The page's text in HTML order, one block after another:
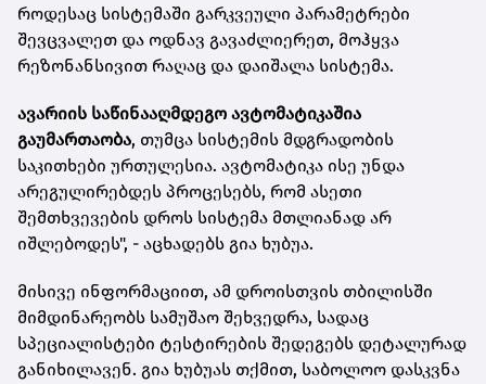
როდესაც სისტემაში გარკვეული პარამეტრები
შევცვალეთ და ოდნავ გავაძლიერეთ, მოჰყვა
რეზონანსივით რაღაც და დაიშალა სისტემა.
ავარიის საწინააღმდეგო ავტომატიკაშია
გაუმართაობა, თუმცა სისტემის მდგრადობის
საკითხები ურთულესია. ავტომატიკა ისე უნდა
არეგულირებდეს პროცესებს, რომ ასეთი
შემთხვევების დროს სისტემა მთლიანად არ
იშლებოდეს", - აცხადებს გია ხუბუა.
მისივე ინფორმაციით, ამ დროისთვის თბილისში
მიმდინარეობს სამუშაო შეხვედრა, სადაც
სპეციალისტები ტესტირების შედეგებს დეტალურად
განიხილავენ. გია ხუბუას თქმით, საბოლოო დასკვნა